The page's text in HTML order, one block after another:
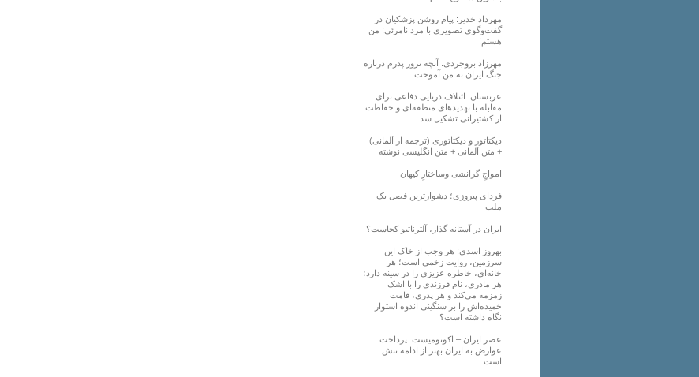
مهرداد خدیر: پیام روشن پزشکیان در
گفت‌و‌گوی تصویری با مرد نامرئی: من
هستم!
مهرزاد بروجردی: آنچه ترور پدرم درباره
جنگ ایران به من آموخت
عربستان: ائتلاف دریایی دفاعی برای
مقابله با تهدیدهای منطقه‌ای و حفاظت
از کشتیرانی تشکیل شد
دیکتاتور و دیکتاتوری (ترجمه از آلمانی)
+ متن آلمانی + متن انگلیسی نوشته
‌امواجِ گرانشی وساختارِ کیهان
فردای پیروزی؛ دشوارترین فصل یک
ملت
ایران در آستانه گذار، آلترناتیو کجاست؟
بهروز اسدی: هر وجب از خاک‌ این
سرزمین، روایت زخمی است؛ هر
خانه‌ای، خاطره عزیزی را در سینه دارد؛
هر مادری، نام فرزندی را با اشک
زمزمه می‌کند و هر پدری، قامت
خمیده‌اش را بر سنگینی اندوه استوار
نگاه داشته است؟
عصر ایران – اکونومیست: پرداخت
عوارض به ایران بهتر از ادامه تنش
است